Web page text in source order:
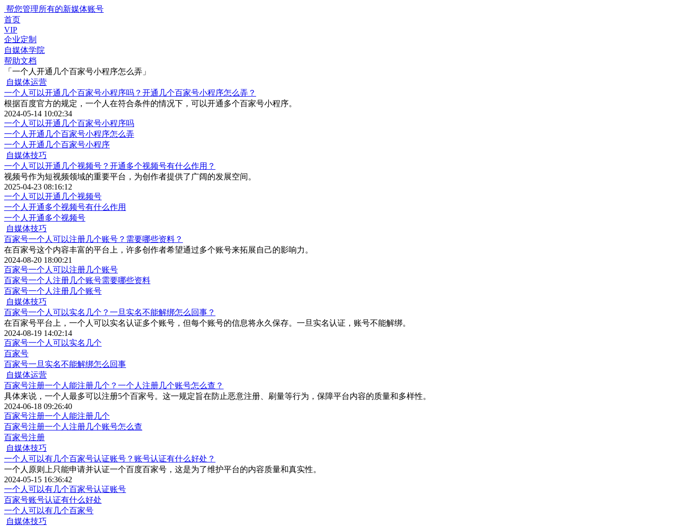
帮您管理所有的新媒体账号
首页
VIP
企业定制
自媒体学院
帮助文档
「一个人开通几个百家号小程序怎么弄」
自媒体运营
一个人可以开通几个百家号小程序吗？开通几个百家号小程序怎么弄？
根据百度官方的规定，一个人在符合条件的情况下，可以开通多个百家号小程序。
2024-05-14 10:02:34
一个人可以开通几个百家号小程序吗
一个人开通几个百家号小程序怎么弄
一个人开通几个百家号小程序
自媒体技巧
一个人可以开通几个视频号？开通多个视频号有什么作用？
视频号作为短视频领域的重要平台，为创作者提供了广阔的发展空间。
2025-04-23 08:16:12
一个人可以开通几个视频号
一个人开通多个视频号有什么作用
一个人开通多个视频号
自媒体技巧
百家号一个人可以注册几个账号？需要哪些资料？
在百家号这个内容丰富的平台上，许多创作者希望通过多个账号来拓展自己的影响力。
2024-08-20 18:00:21
百家号一个人可以注册几个账号
百家号一个人注册几个账号需要哪些资料
百家号一个人注册几个账号
自媒体技巧
百家号一个人可以实名几个？一旦实名不能解绑怎么回事？
在百家号平台上，一个人可以实名认证多个账号，但每个账号的信息将永久保存。一旦实名认证，账号不能解绑。
2024-08-19 14:02:14
百家号一个人可以实名几个
百家号
百家号一旦实名不能解绑怎么回事
自媒体运营
百家号注册一个人能注册几个？一个人注册几个账号怎么查？
具体来说，一个人最多可以注册5个百家号。这一规定旨在防止恶意注册、刷量等行为，保障平台内容的质量和多样性。
2024-06-18 09:26:40
百家号注册一个人能注册几个
百家号注册一个人注册几个账号怎么查
百家号注册
自媒体技巧
一个人可以有几个百家号认证账号？账号认证有什么好处？
一个人原则上只能申请并认证一个百度百家号，这是为了维护平台的内容质量和真实性。
2024-05-15 16:36:42
一个人可以有几个百家号认证账号
百家号账号认证有什么好处
一个人可以有几个百家号
自媒体技巧